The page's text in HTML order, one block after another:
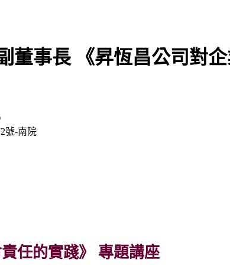
董事長 《昇恆昌公司對
號-南院
任的實踐》 專題講座